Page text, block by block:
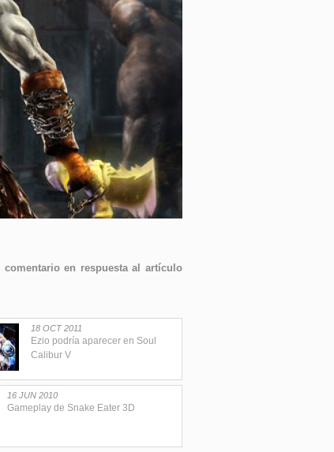
en respuesta al artículo
18 OCT 2011
Ezio podría aparecer en Soul
Calibur V
16 JUN 2010
Gameplay de Snake Eater 3D